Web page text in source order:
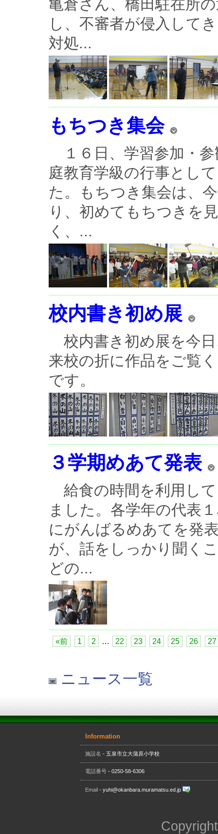
亀倉さん、橋田駐在所
し、不審者が侵入して
対処...
もちつき集会
１６日、学習参加・
庭教育学級の行事とし
た。もちつき集会は、
り、初めてもちつきを
く、...
校内書き初め展
校内書き初め展を今
来校の折に作品をご覧
です。
３学期めあて発表
給食の時間を利用し
ました。各学年の代表
にがんばるめあてを発
が、話をしっかり聞く
どの...
«前 1 2 … 22 23 24 25 26 27
ニュース一覧
Information
施設名 - 五泉市立大蒲原小学校
電話番号 - 0250-58-6306
Email - yuhi@okanbara.muramatsu.ed.jp